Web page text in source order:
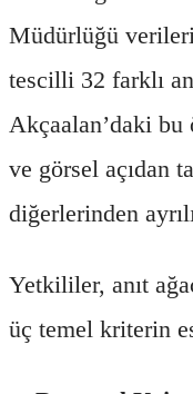
Müdürlüğü
tescilli 32 farklı
Akçaalan’daki
ve görsel açıdan
diğerlerinden
Yetkililer, anıt
üç temel kriterin